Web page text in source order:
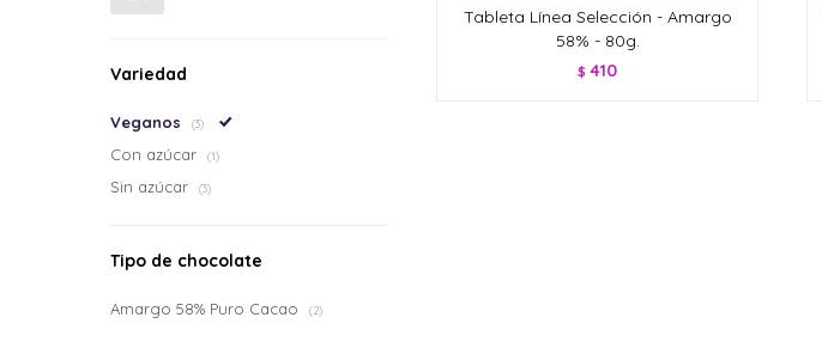
Tableta Línea Selección - Amargo
58% - 80g.
$ 410
Variedad
Veganos (3)
Con azúcar (1)
Sin azúcar (3)
Tipo de chocolate
Amargo 58% Puro Cacao (2)